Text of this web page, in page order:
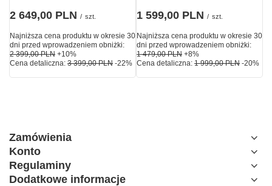
2 649,00 PLN / szt.
Najniższa cena produktu w okresie 30
dni przed wprowadzeniem obniżki:
2 399,00 PLN +10%
Cena detaliczna: 3 399,00 PLN -22%
1 599,00 PLN / szt.
Najniższa cena produktu w okresie 30
dni przed wprowadzeniem obniżki:
1 479,00 PLN +8%
Cena detaliczna: 1 999,00 PLN -20%
Zamówienia
Konto
Regulaminy
Dodatkowe informacje